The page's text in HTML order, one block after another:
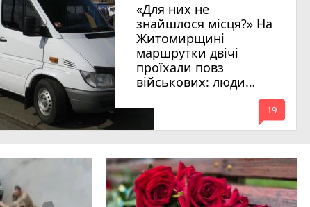
«Для них не
знайшлося місця?» На
Житомирщині
маршрутки двічі
проїхали повз
військових: люди
вимагають покарати
винних
mode_comment
19